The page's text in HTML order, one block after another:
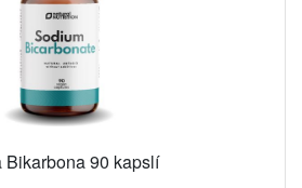
Bikarbona 90 kapslí